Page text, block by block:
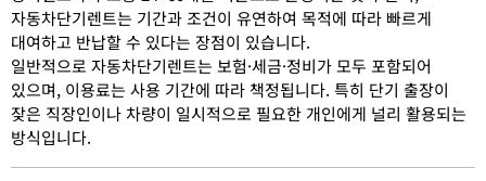
자동차단기렌트는 기간과 조건이 유연하여 목적에 따라 빠르게
대여하고 반납할 수 있다는 장점이 있습니다.
일반적으로 자동차단기렌트는 보험·세금·정비가 모두 포함되어
있으며, 이용료는 사용 기간에 따라 책정됩니다. 특히 단기 출장이
잦은 직장인이나 차량이 일시적으로 필요한 개인에게 널리 활용되는
방식입니다.